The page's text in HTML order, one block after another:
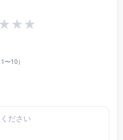
して、クラシック初心者の方々にも楽し
ョップを多数企画・開催している。
におんアカデミー ミュージック・アト
サンブルユニット『Trio doux』メンバ
』団員。
★★★
10）